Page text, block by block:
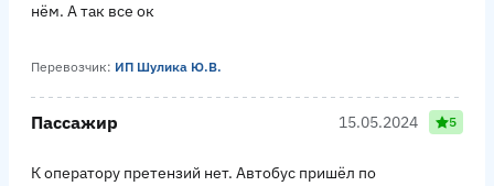
нём. А так все ок
Перевозчик: ИП Шулика Ю.В.
Пассажир 15.05.2024 5
К оператору претензий нет. Автобус пришёл по